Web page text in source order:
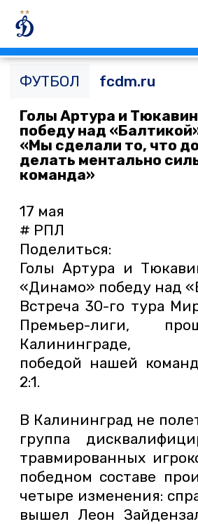
ФУТБОЛ fcdm.ru
Голы Артура и
победу над
«Мы сделали то, что
делать ментально
команда»
17 мая
# РПЛ
Поделиться:
Голы Артура и
«Динамо» победу над
Встреча 30-го тура
Премьер-лиги,
Калининграде,
победой нашей
2:1.
В Калининград не
группа
травмированных
победном составе
четыре изменения:
вышел Леон